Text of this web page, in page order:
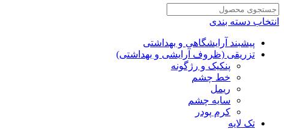
انتخاب دسته بندی
پیشبند آرایشگاهی و بهداشتی
تزریقی (ظروف آرایشی و بهداشتی)
پنکیک و رژگونه
خط چشم
ریمل
سایه چشم
کرم پودر
تک لایه